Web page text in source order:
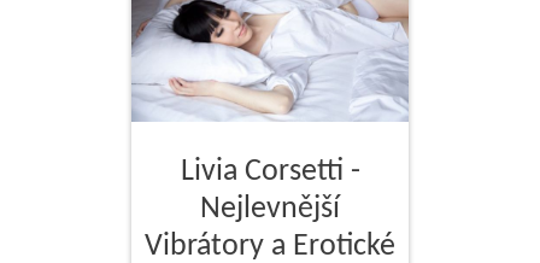
Livia Corsetti -
Nejlevnější
Vibrátory a Erotické